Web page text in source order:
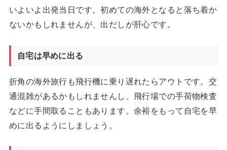
いよいよ出発当日です。初めての海外となると落ち着か
ないかもしれませんが、出だしが肝心です。
自宅は早めに出る
折角の海外旅行も飛行機に乗り遅れたらアウトです。交
通混雑があるかもしれませんし、飛行場での手荷物検査
などに手間取ることもあります。余裕をもって自宅を早
めに出るようにしましょう。